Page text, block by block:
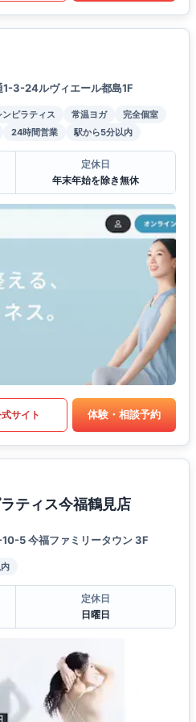
1-3-24ルヴィエール都島1F
ンピラティス 常温ヨガ
完全個室
24時間営業 駅から5分以内
定休日
年末年始を除き無休
サイト 体験・相談予約
ティス今福鶴見店
5 今福ファミリータウン 3F
定休日
日曜日